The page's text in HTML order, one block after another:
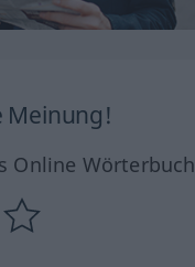
Meinung!
Online